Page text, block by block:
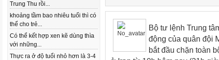
Trung Thu rồi...
khoảng tầm bao nhiêu tuổi thì có
thể cho trẻ...
Có thể kết hợp xen kẽ dùng thìa
với những...
Thực ra ở độ tuổi nhỏ hơn là 3-4
Bộ tư lệnh Trung
động của quân đội
bắt đầu chặn toàn